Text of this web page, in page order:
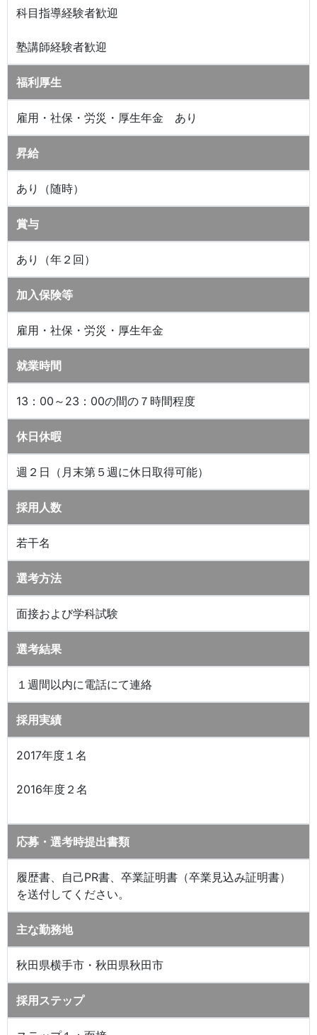
科目指導経験者歓迎
塾講師経験者歓迎
福利厚生
雇用・社保・労災・厚生年金 あり
昇給
あり（随時）
賞与
あり（年２回）
加入保険等
雇用・社保・労災・厚生年金
就業時間
13：00～23：00の間の７時間程度
休日休暇
週２日（月末第５週に休日取得可能）
採用人数
若干名
選考方法
面接および学科試験
選考結果
１週間以内に電話にて連絡
採用実績
2017年度１名
2016年度２名
応募・選考時提出書類
履歴書、自己PR書、卒業証明書（卒業見込み証明書）
を送付してください。
主な勤務地
秋田県横手市・秋田県秋田市
採用ステップ